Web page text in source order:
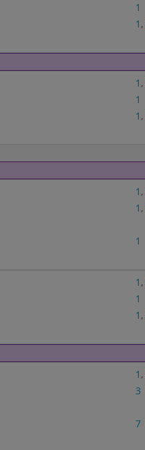
1
1 ,
1 ,
1
1 ,
1 ,
1 ,
1
1 ,
1
1 ,
1 ,
3
7